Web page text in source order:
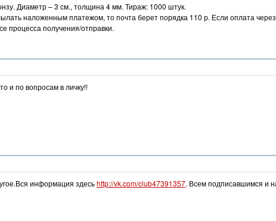
Диаметр – 3 см., толщина 4 мм. Тираж: 1000 штук.
наложенным платежом, то почта берет порядка 110 р. Если оплата
процесса получения/отправки.
и по вопросам в личку!!
информация здесьhttp://vk.com/club47391357. Всем подписавшимся и